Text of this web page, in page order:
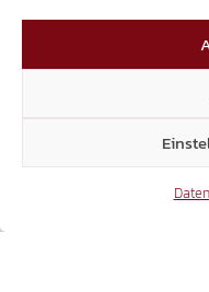
SCHRIFTLICHE
WIDERSTAND